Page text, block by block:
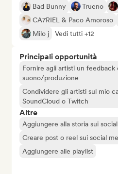
Bad Bunny Trueno
CA7RIEL & Paco Amoroso
Milo j
Vedi tutti +12
Principali opportunità
Fornire agli artisti un feedback
suono/produzione
Condividere gli artisti sul mio
SoundCloud o Twitch
Altre
Aggiungere alla storia sui
Creare post o reel sui social
Aggiungere alle playlist